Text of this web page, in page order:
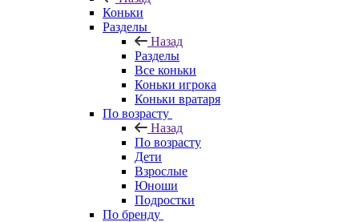
Коньки
Разделы
Назад
Разделы
Все коньки
Коньки игрока
Коньки вратаря
По возрасту
Назад
По возрасту
Дети
Взрослые
Юноши
Подростки
По бренду